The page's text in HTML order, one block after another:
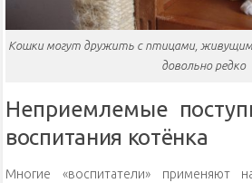
Кошки могут дружить с птицами,
довольно редко
Неприемлемые
воспитания котёнка
Многие «воспитатели» применяют